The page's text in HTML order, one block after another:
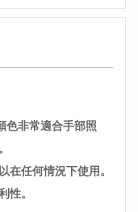
色非常適合手部照
在任何情況下使用。
性。